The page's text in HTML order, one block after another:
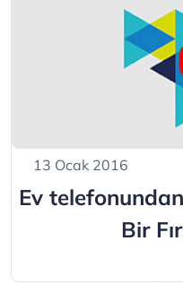
13 Ocak 2016
Ev
Bir